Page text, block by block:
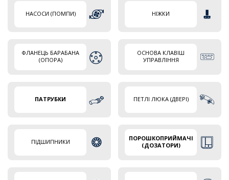
НАСОСИ (ПОМПИ) НІЖКИ
ФЛАНЕЦЬ БАРАБАНА
(ОПОРА)
ОСНОВА КЛАВІШ
УПРАВЛІННЯ
ПАТРУБКИ ПЕТЛІ ЛЮКА (ДВЕРІ)
ПІДШИПНИКИ
ПОРОШКОПРИЙМАЧІ
(ДОЗАТОРИ)